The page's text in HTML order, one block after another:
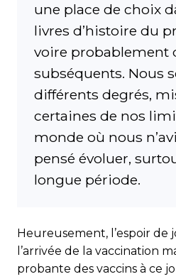
une place de choix
livres d’histoire du
voire proba­blement
subséquents. Nous
différents degrés,
certaines de nos
monde où nous
pensé évoluer,
longue période.
Heureusement, l’espoir de
l’arrivée de la vaccination
probante des vaccins à ce